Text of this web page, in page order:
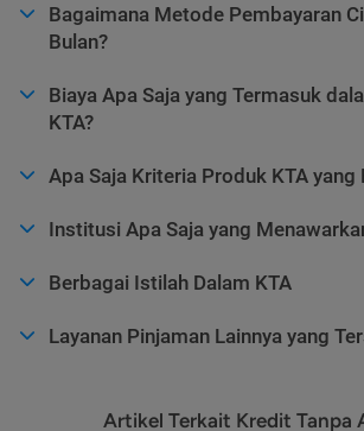
Bagaimana Metode Pembayaran
Bulan?
Biaya Apa Saja yang Termasuk
KTA?
Apa Saja Kriteria Produk KTA yang
Institusi Apa Saja yang
Berbagai Istilah Dalam KTA
Layanan Pinjaman Lainnya yang
Artikel Terkait Kredit Tanpa